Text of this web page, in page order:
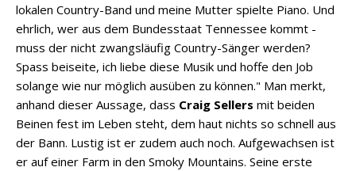
lokalen Country-Band und meine Mutter spielte Piano. Und
ehrlich, wer aus dem Bundesstaat Tennessee kommt -
muss der nicht zwangsläufig Country-Sänger werden?
Spass beiseite, ich liebe diese Musik und hoffe den Job
solange wie nur möglich ausüben zu können." Man merkt,
anhand dieser Aussage, dass Craig Sellers mit beiden
Beinen fest im Leben steht, dem haut nichts so schnell aus
der Bann. Lustig ist er zudem auch noch. Aufgewachsen ist
er auf einer Farm in den Smoky Mountains. Seine erste